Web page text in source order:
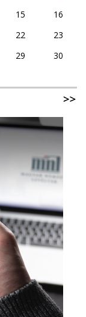
15
16
22
23
29
30